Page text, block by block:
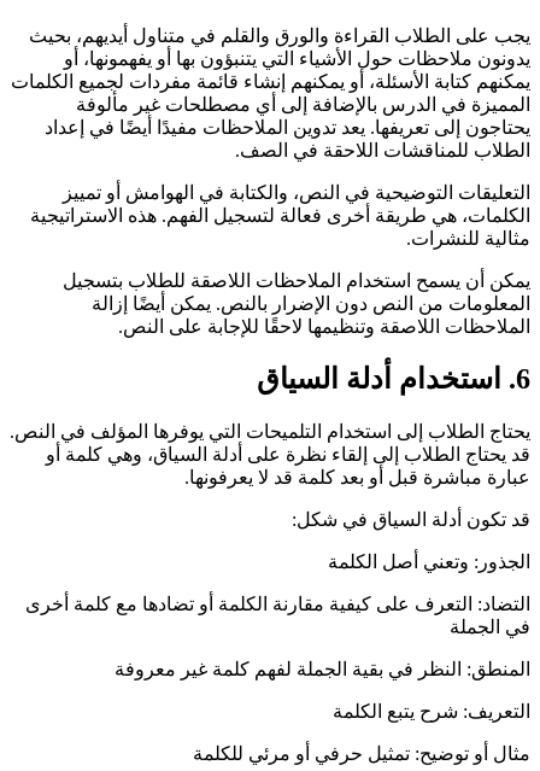
يجب على الطلاب القراءة والورق والقلم في متناول أيديهم، بحيث
يدونون ملاحظات حول الأشياء التي يتنبؤون بها أو يفهمونها، أو
يمكنهم كتابة الأسئلة، أو يمكنهم إنشاء قائمة مفردات لجميع الكلمات
المميزة في الدرس بالإضافة إلى أي مصطلحات غير مألوفة
يحتاجون إلى تعريفها. يعد تدوين الملاحظات مفيدًا أيضًا في إعداد
الطلاب للمناقشات اللاحقة في الصف.
التعليقات التوضيحية في النص، والكتابة في الهوامش أو تمييز
الكلمات، هي طريقة أخرى فعالة لتسجيل الفهم. هذه الاستراتيجية
مثالية للنشرات.
يمكن أن يسمح استخدام الملاحظات اللاصقة للطلاب بتسجيل
المعلومات من النص دون الإضرار بالنص. يمكن أيضًا إزالة
الملاحظات اللاصقة وتنظيمها لاحقًا للإجابة على النص.
6
. استخدام أدلة السياق
يحتاج الطلاب إلى استخدام التلميحات التي يوفرها المؤلف في النص.
قد يحتاج الطلاب إلى إلقاء نظرة على أدلة السياق، وهي كلمة أو
عبارة مباشرة قبل أو بعد كلمة قد لا يعرفونها.
قد تكون أدلة السياق في شكل:
الجذور: وتعني أصل الكلمة
التضاد: التعرف على كيفية مقارنة الكلمة أو تضادها مع كلمة أخرى
في الجملة
المنطق: النظر في بقية الجملة لفهم كلمة غير معروفة
التعريف: شرح يتبع الكلمة
مثال أو توضيح: تمثيل حرفي أو مرئي للكلمة